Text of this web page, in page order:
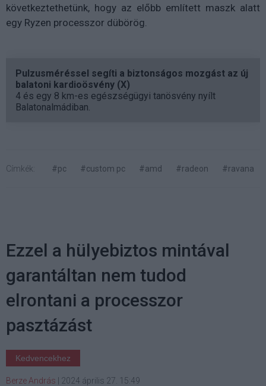
következtethetünk, hogy az előbb említett maszk alatt
egy Ryzen processzor dübörög.
Pulzusméréssel segíti a biztonságos mozgást az új
balatoni kardioösvény (X)
4 és egy 8 km-es egészségügyi tanösvény nyílt
Balatonalmádiban.
Címkék: #pc #custom pc #amd #radeon #ravana
Ezzel a hülyebiztos mintával
garantáltan nem tudod
elrontani a processzor
pasztázást
Kedvencekhez
Berze András 2024 április 27. 15:49